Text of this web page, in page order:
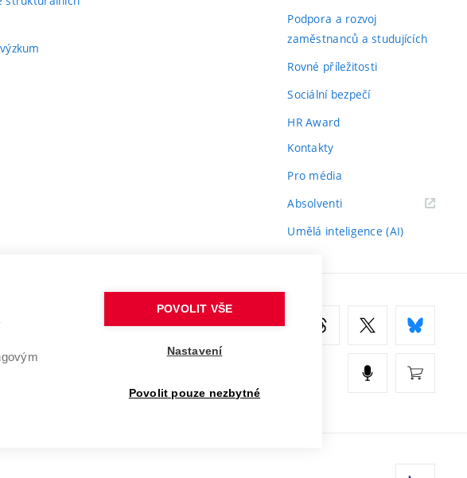
Podpora a rozvoj
zaměstnanců a studujících
Rovné příležitosti
Sociální bezpečí
HR Award
Kontakty
Pro média
Absolventi(externí
Umělá inteligence (AI)
POVOLIT VŠE
Nastavení
Povolit pouze nezbytné